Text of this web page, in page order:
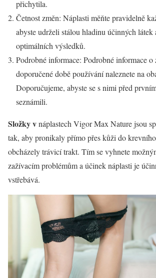
přichytila.
Četnost změn: Náplasti měňte pravidelně
abyste udrželi stálou hladinu účinných látek
optimálních výsledků.
Podrobné informace: Podrobné informace o
doporučené době používání naleznete na
Doporučujeme, abyste se s nimi před
seznámili.
Složky vnáplastech Vigor Max Nature jsou
tak, aby pronikaly přímo přes kůži do
obcházely trávicí trakt. Tím se vyhnete
zažívacím problémům a účinek náplasti je
vstřebává.